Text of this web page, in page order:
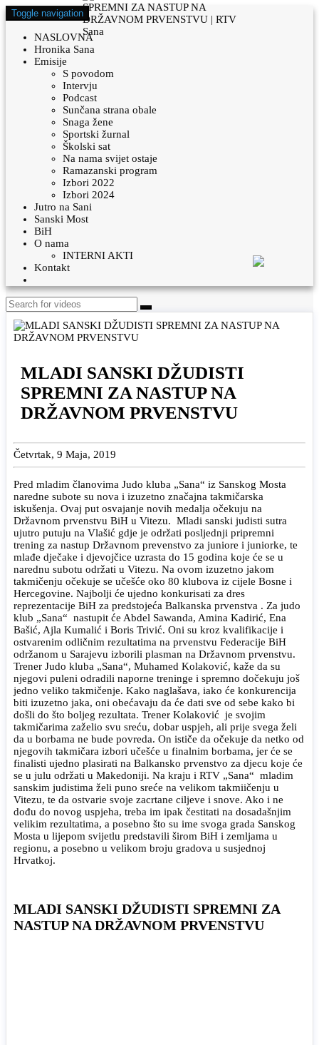
Toggle navigation
NASLOVNA
Hronika Sana
Emisije
S povodom
Intervju
Podcast
Sunčana strana obale
Snaga žene
Sportski žurnal
Školski sat
Na nama svijet ostaje
Ramazanski program
Izbori 2022
Izbori 2024
Jutro na Sani
Sanski Most
BiH
O nama
INTERNI AKTI
Kontakt
MLADI SANSKI DŽUDISTI
SPREMNI ZA NASTUP NA
DRŽAVNOM PRVENSTVU
Četvrtak, 9 Maja, 2019
Pred mladim članovima Judo kluba „Sana“ iz Sanskog Mosta
naredne subote su nova i izuzetno značajna takmičarska
iskušenja. Ovaj put osvajanje novih medalja očekuju na
Državnom prvenstvu BiH u Vitezu. Mladi sanski judisti sutra
ujutro putuju na Vlašić gdje je održati posljednji pripremni
trening za nastup Državnom prevenstvo za juniore i juniorke, te
mlađe dječake i djevojčice uzrasta do 15 godina koje će se u
narednu subotu održati u Vitezu. Na ovom izuzetno jakom
takmičenju očekuje se učešće oko 80 klubova iz cijele Bosne i
Hercegovine. Najbolji će ujedno konkurisati za dres
reprezentacije BiH za predstojeća Balkanska prvenstva . Za judo
klub „Sana“ nastupit će Abdel Sawanda, Amina Kadirić, Ena
Bašić, Ajla Kumalić i Boris Trivić. Oni su kroz kvalifikacije i
ostvarenim odličnim rezultatima na prvenstvu Federacije BiH
održanom u Sarajevu izborili plasman na Državnom prvenstvu.
Trener Judo kluba „Sana“, Muhamed Kolaković, kaže da su
njegovi puleni odradili naporne treninge i spremno dočekuju još
jedno veliko takmičenje. Kako naglašava, iako će konkurencija
biti izuzetno jaka, oni obećavaju da će dati sve od sebe kako bi
došli do što boljeg rezultata. Trener Kolaković je svojim
takmičarima zaželio svu sreću, dobar uspjeh, ali prije svega želi
da u borbama ne bude povreda. On ističe da očekuje da netko od
njegovih takmičara izbori učešće u finalnim borbama, jer će se
finalisti ujedno plasirati na Balkansko prvenstvo za djecu koje će
se u julu održati u Makedoniji. Na kraju i RTV „Sana“ mladim
sanskim judistima želi puno sreće na velikom takmiičenju u
Vitezu, te da ostvarie svoje zacrtane ciljeve i snove. Ako i ne
dođu do novog uspjeha, treba im ipak čestitati na dosadašnjim
velikim rezultatima, a posebno što su ime svoga grada Sanskog
Mosta u lijepom svijetlu predstavili širom BiH i zemljama u
regionu, a posebno u velikom broju gradova u susjednoj
Hrvatkoj.
MLADI SANSKI DŽUDISTI SPREMNI ZA
NASTUP NA DRŽAVNOM PRVENSTVU